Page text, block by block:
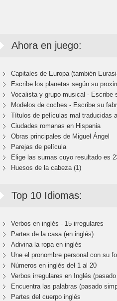
Ahora en juego:
Capitales de Europa (también
Escribe los planetas según su
Vocalista y grupo musical - Escribe
Modelos de coches - Escribe su
Títulos de películas mal traducidas
Ciudades romanas en Hispania
Obras principales de Miguel Ángel
Parejas de película
Elige las sumas cuyo resultado es
Huesos de la cabeza (1)
Top 10 Idiomas:
Verbos en inglés - 15 irregulares
Partes de la casa (en inglés)
Adivina la ropa en inglés
Une el pronombre personal con su
Números en inglés del 1 al 20
Verbos irregulares en Inglés
Encuentra las palabras (pasado
Partes del cuerpo inglés